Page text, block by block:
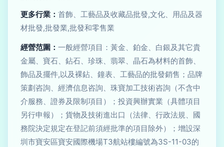
更多行業： 首飾、工藝品及收藏品批發,文化、用品及器
材批發,批發業,批發和零售業
經營范圍： 一般經營項目：黃金、鉑金、白銀及其它貴
金屬、寶石、鉆石、珍珠、翡翠、晶石為材料的首飾、
飾品及擺件,以及裸鉆、鐘表、工藝品的批發銷售；品牌
策劃咨詢、經濟信息咨詢、珠寶加工技術咨詢（不含中
介服務、證券及限制項目）；投資興辦實業（具體項目
另行申報）；貨物及技術進出口（法律、行政法規、國
務院決定規定在登記前須經批準的項目除外）；增設深
圳市寶安區寶安國際機場T3航站樓編號為3S-11-03的